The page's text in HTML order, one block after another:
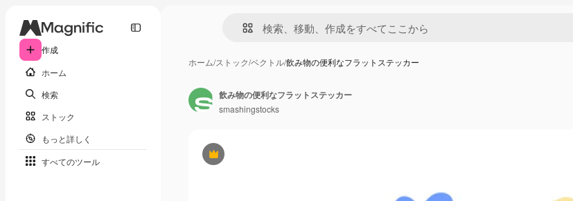
作成
ホーム
検索
ストック
もっと詳しく
すべてのツール
ホーム/ストック/ベクトル/飲み物の便利なフラットステッカー
Premium
飲み物の便利なフラットステッカー
smashingstocks